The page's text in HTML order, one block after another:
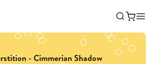
- Cimmerian Shadow